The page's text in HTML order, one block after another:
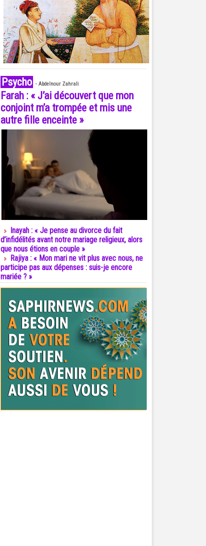
Psycho - Abdelnour Zahrali
Farah : « J’ai découvert que mon
conjoint m’a trompée et mis une
autre fille enceinte »
Inayah : « Je pense au divorce du fait
d’infidélités avant notre mariage religieux, alors
que nous étions en couple »
Rajiya : « Mon mari ne vit plus avec nous, ne
participe pas aux dépenses : suis-je encore
mariée ? »